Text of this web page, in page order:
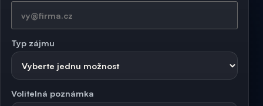
Typ zájmu
Volitelná poznámka